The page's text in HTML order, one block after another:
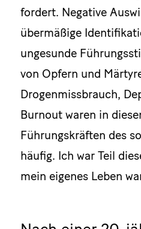
fordert. Negative
übermäßige
ungesunde
von Opfern und
Drogenmissbrauch,
Burnout waren in
Führungskräften des
häufig. Ich war Teil
mein eigenes Leben